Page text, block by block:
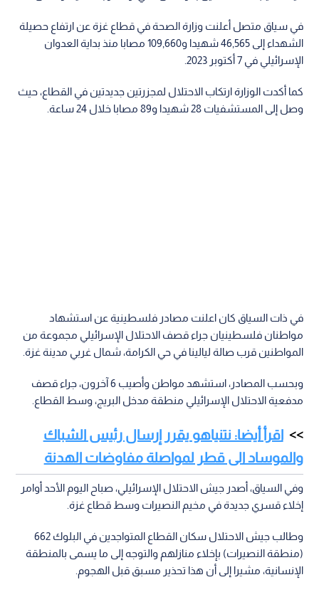
في سياق متصل أعلنت وزارة الصحة في قطاع غزة عن ارتفاع حصيلة
الشهداء إلى 46,565 شهيدا و109,660 مصابا منذ بداية العدوان
الإسرائيلي في 7 أكتوبر 2023.
كما أكدت الوزارة ارتكاب الاحتلال لمجزرتين جديدتين في القطاع، حيث
وصل إلى المستشفيات 28 شهيدا و89 مصابا خلال 24 ساعة.
في ذات السياق كان اعلنت مصادر فلسطينية عن استشهاد
مواطنان فلسطينيان جراء قصف الاحتلال الإسرائيلي مجموعة من
المواطنين قرب صالة ليالينا في حي الكرامة، شمال غربي مدينة غزة.
وبحسب المصادر، استشهد مواطن وأصيب 6 آخرون، جراء قصف
مدفعية الاحتلال الإسرائيلي منطقة مدخل البريج، وسط القطاع.
اقرأ أيضا: نتنياهو يقرر إرسال رئيس الشباك
والموساد الى قطر لمواصلة مفاوضات الهدنة
وفي السياق، أصدر جيش الاحتلال الإسرائيلي، صباح اليوم الأحد أوامر
إخلاء قسري جديدة في مخيم النصيرات وسط قطاع غزة.
وطالب جيش الاحتلال سكان القطاع المتواجدين في البلوك 662
(منطقة النصيرات) بإخلاء منازلهم والتوجه إلى ما يسمى بالمنطقة
الإنسانية، مشيرا إلى أن هذا تحذير مسبق قبل الهجوم.